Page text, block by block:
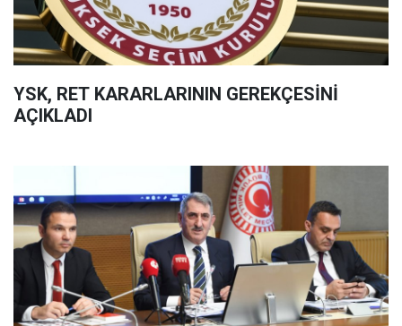
YSK, RET KARARLARININ GEREKÇESİNİ
AÇIKLADI